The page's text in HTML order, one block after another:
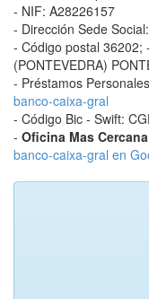
- NIF: A28226157
- Dirección Sede
- Código postal 36202;
(PONTEVEDRA)
- Préstamos
banco-caixa-gral
- Código Bic - Swift:
- Oficina Mas
banco-caixa-gral en